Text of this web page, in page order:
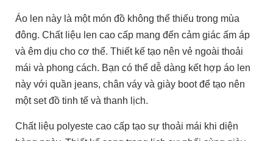
Áo len này là một món đồ không thể thiếu trong mùa
đông. Chất liệu len cao cấp mang đến cảm giác ấm áp
và êm dịu cho cơ thể. Thiết kế tạo nên vẻ ngoài thoải
mái và phong cách. Bạn có thể dễ dàng kết hợp áo len
này với quần jeans, chân váy và giày boot để tạo nên
một set đồ tinh tế và thanh lịch.
Chất liệu polyeste cao cấp tạo sự thoải mái khi diện